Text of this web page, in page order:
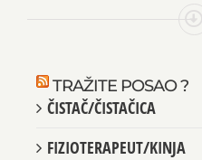
TRAŽITE POSAO ?
ČISTAČ/ČISTAČICA
FIZIOTERAPEUT/KINJA